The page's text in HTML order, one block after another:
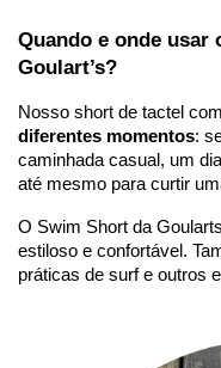
Quando e onde usar
Goulart’s?
Nosso short de tactel
diferentes momentos:
caminhada casual, um
até mesmo para curtir
O Swim Short da
estiloso e confortável.
práticas de surf e outros